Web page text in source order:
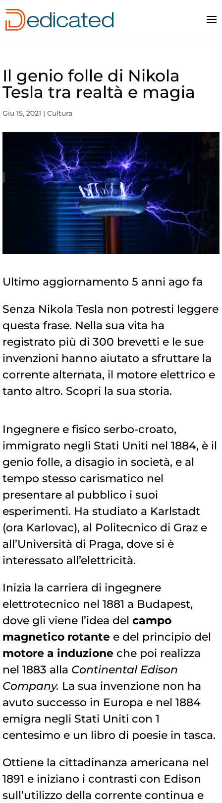
Il genio folle di Nikola
Tesla tra realtà e magia
Giu 15, 2021 | Cultura
Ultimo aggiornamento 5 anni ago fa
Senza Nikola Tesla non potresti leggere
questa frase. Nella sua vita ha
registrato più di 300 brevetti e le sue
invenzioni hanno aiutato a sfruttare la
corrente alternata, il motore elettrico e
tanto altro. Scopri la sua storia.
Ingegnere e fisico serbo-croato,
immigrato negli Stati Uniti nel 1884, è il
genio folle, a disagio in società, e al
tempo stesso carismatico nel
presentare al pubblico i suoi
esperimenti. Ha studiato a Karlstadt
(ora Karlovac), al Politecnico di Graz e
all’Università di Praga, dove si è
interessato all’elettricità.
Inizia la carriera di ingegnere
elettrotecnico nel 1881 a Budapest,
dove gli viene l’idea del campo
magnetico rotante e del principio del
motore a induzione che poi realizza
nel 1883 alla Continental Edison
Company. La sua invenzione non ha
avuto successo in Europa e nel 1884
emigra negli Stati Uniti con 1
centesimo e un libro di poesie in tasca.
Ottiene la cittadinanza americana nel
1891 e iniziano i contrasti con Edison
sull’utilizzo della corrente continua e